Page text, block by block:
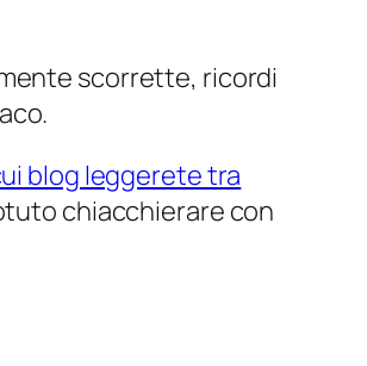
scorrette, ricordi
blog leggerete tra
chiacchierare con